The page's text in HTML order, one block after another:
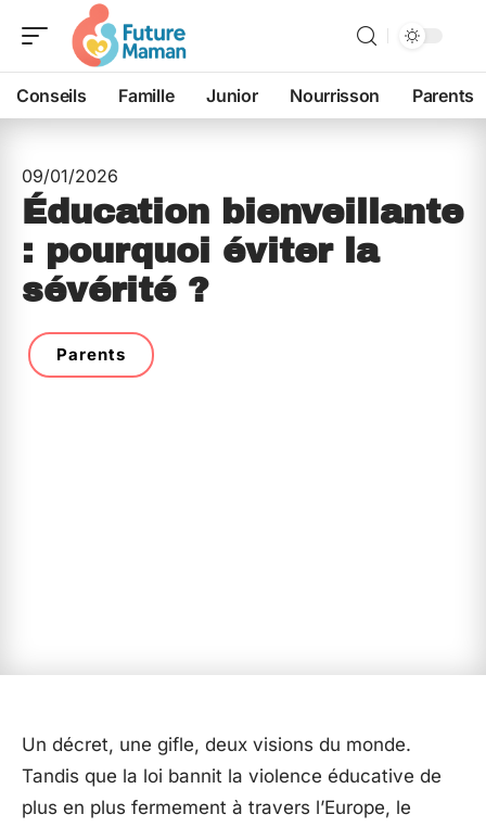
Conseils Famille Junior Nourrisson Parents
09/01/2026
Éducation bienveillante
: pourquoi éviter la
sévérité ?
Parents
Un décret, une gifle, deux visions du monde.
Tandis que la loi bannit la violence éducative de
plus en plus fermement à travers l’Europe, le